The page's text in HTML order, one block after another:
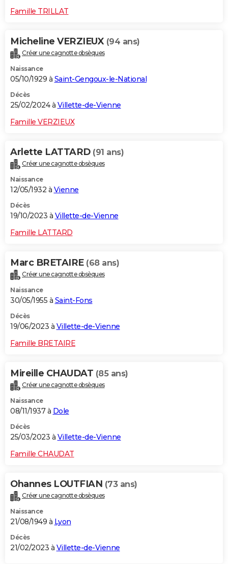
Famille TRILLAT
Micheline VERZIEUX (94 ans)
Créer une cagnotte obsèques
Naissance
05/10/1929 à Saint-Gengoux-le-National
Décès
25/02/2024 à Villette-de-Vienne
Famille VERZIEUX
Arlette LATTARD (91 ans)
Créer une cagnotte obsèques
Naissance
12/05/1932 à Vienne
Décès
19/10/2023 à Villette-de-Vienne
Famille LATTARD
Marc BRETAIRE (68 ans)
Créer une cagnotte obsèques
Naissance
30/05/1955 à Saint-Fons
Décès
19/06/2023 à Villette-de-Vienne
Famille BRETAIRE
Mireille CHAUDAT (85 ans)
Créer une cagnotte obsèques
Naissance
08/11/1937 à Dole
Décès
25/03/2023 à Villette-de-Vienne
Famille CHAUDAT
Ohannes LOUTFIAN (73 ans)
Créer une cagnotte obsèques
Naissance
21/08/1949 à Lyon
Décès
21/02/2023 à Villette-de-Vienne